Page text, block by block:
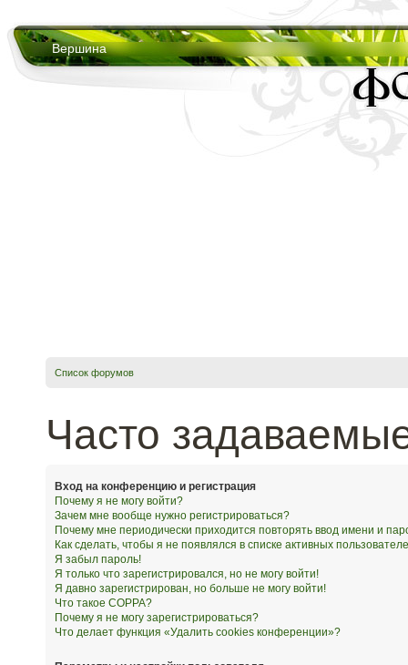
Вершина
Список форумов
Часто
Вход на конференцию и регистрация
Почему я не могу войти?
Зачем мне вообще нужно регистрироваться?
Почему мне периодически приходится повторять ввод имени и
Как сделать, чтобы я не появлялся в списке активных
Я забыл пароль!
Я только что зарегистрировался, но не могу войти!
Я давно зарегистрирован, но больше не могу войти!
Что такое COPPA?
Почему я не могу зарегистрироваться?
Что делает функция «Удалить cookies конференции»?